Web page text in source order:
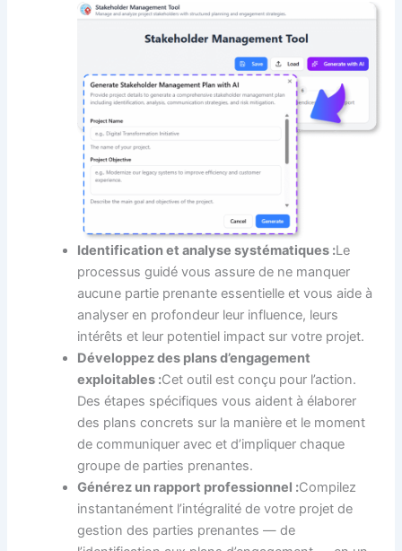
Identification et analyse systématiques :Le
processus guidé vous assure de ne manquer
aucune partie prenante essentielle et vous aide à
analyser en profondeur leur influence, leurs
intérêts et leur potentiel impact sur votre projet.
Développez des plans d’engagement
exploitables :Cet outil est conçu pour l’action.
Des étapes spécifiques vous aident à élaborer
des plans concrets sur la manière et le moment
de communiquer avec et d’impliquer chaque
groupe de parties prenantes.
Générez un rapport professionnel :Compilez
instantanément l’intégralité de votre projet de
gestion des parties prenantes — de